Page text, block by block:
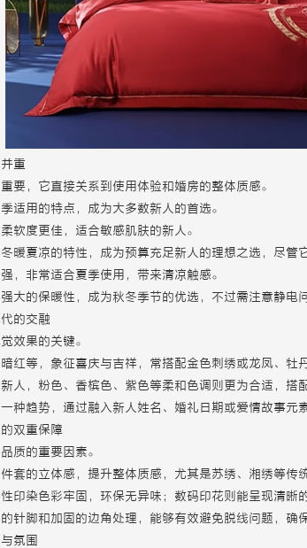
重
要，它直接关系到使用体验和婚房的整体质感。
适用的特点，成为大多数新人的首选。
软度更佳，适合敏感肌肤的新人。
暖夏凉的特性，成为预算充足新人的理想之选，尽管
，非常适合夏季使用，带来清凉触感。
大的保暖性，成为秋冬季节的优选，不过需注意静电问
的交融
效果的关键。
红等，象征喜庆与吉祥，常搭配金色刺绣或龙凤、牡
人，粉色、香槟色、紫色等柔和色调则更为合适，搭
种趋势，通过融入新人姓名、婚礼日期或爱情故事元
双重保障
质的重要因素。
套的立体感，提升整体质感，尤其是苏绣、湘绣等传
印染色彩牢固，环保无异味；数码印花则能呈现清晰
针脚和加固的边角处理，能够有效避免脱线问题，确
氛围